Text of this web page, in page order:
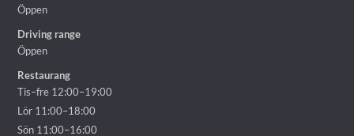
Öppen
Driving range
Öppen
Restaurang
Tis–fre 12:00–19:00
Lör 11:00–18:00
Sön 11:00–16:00